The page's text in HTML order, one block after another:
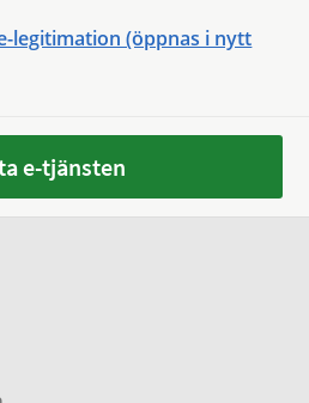
legitimation (öppnas i nytt
e-tjänsten